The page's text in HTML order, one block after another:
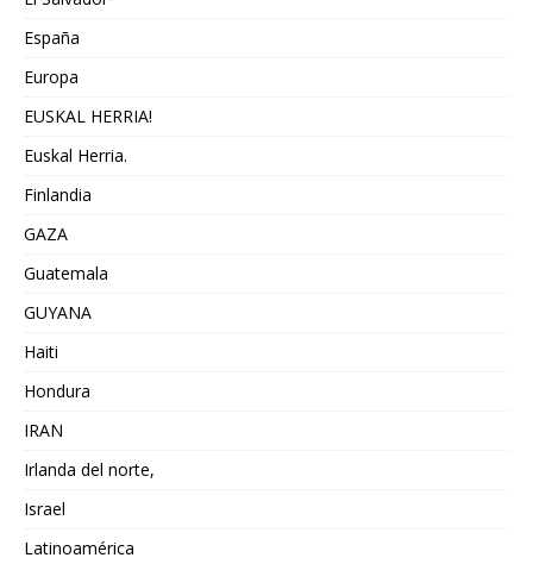
España
Europa
EUSKAL HERRIA!
Euskal Herria.
Finlandia
GAZA
Guatemala
GUYANA
Haiti
Hondura
IRAN
Irlanda del norte,
Israel
Latinoamérica